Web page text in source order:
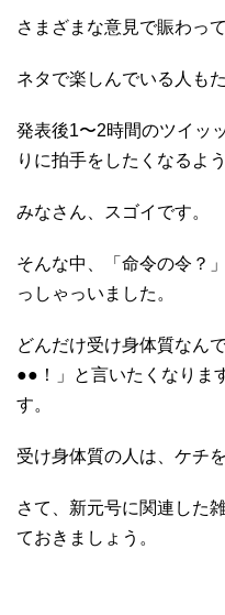
さまざまな意見で賑わっ
ネタで楽しんでいる人も
発表後1〜2時間のツイッ
りに拍手をしたくなるよ
みなさん、スゴイです。
そんな中、「命令の令？
っしゃっいました。
どんだけ受け身体質なん
●●！」と言いたくなりま
す。
受け身体質の人は、ケチ
さて、新元号に関連した
ておきましょう。